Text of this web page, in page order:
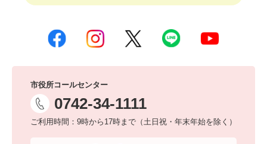
市役所コールセンター
0742-34-1111
ご利用時間：9時から17時まで（土日祝・年末年始を除く）